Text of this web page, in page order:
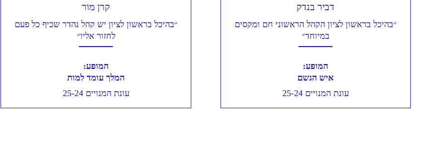
דביר בנדק
״בהיכל בראשון לציון הקהל הראשוני חם ומקסים
במיוחד״
המופע:
איש הגשם
עונת המנויים 25-24
קרן מור
״בהיכל בראשון לציון יש קהל נהדר שכיף כל פעם
לחזור אליו״
המופע:
המלך עומד למות
עונת המנויים 25-24